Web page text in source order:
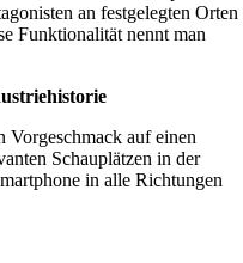
an festgelegten Orten
Funktionalität nennt man
Vorgeschmack auf einen
Schauplätzen in der
in alle Richtungen